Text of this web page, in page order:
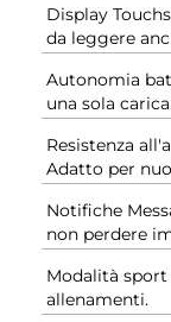
Display
da leggere
Autonomia
una sola
Resistenza
Adatto per
Notifiche
non perdere
Modalità
allenamenti.